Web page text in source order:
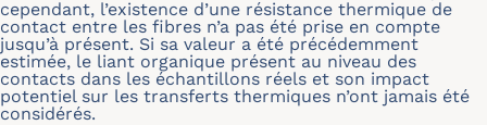
cependant, l’existence d’une résistance thermique de
contact entre les fibres n’a pas été prise en compte
jusqu’à présent. Si sa valeur a été précédemment
estimée, le liant organique présent au niveau des
contacts dans les échantillons réels et son impact
potentiel sur les transferts thermiques n’ont jamais été
considérés.